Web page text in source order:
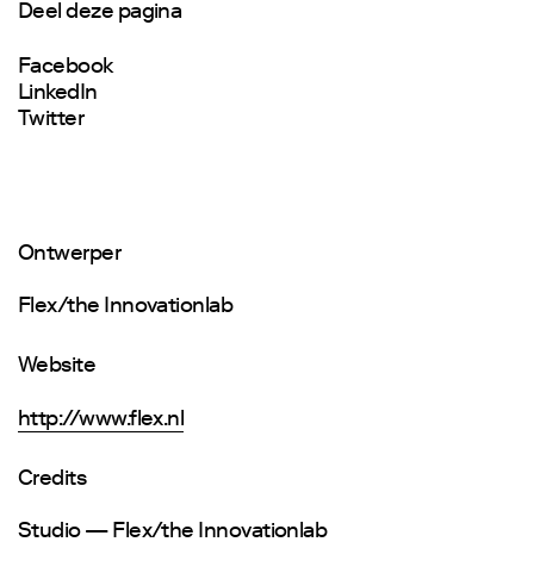
Deel deze pagina
Facebook
LinkedIn
Twitter
Ontwerper
Flex/the Innovationlab
Website
http://www.flex.nl
Credits
Studio — Flex/the Innovationlab